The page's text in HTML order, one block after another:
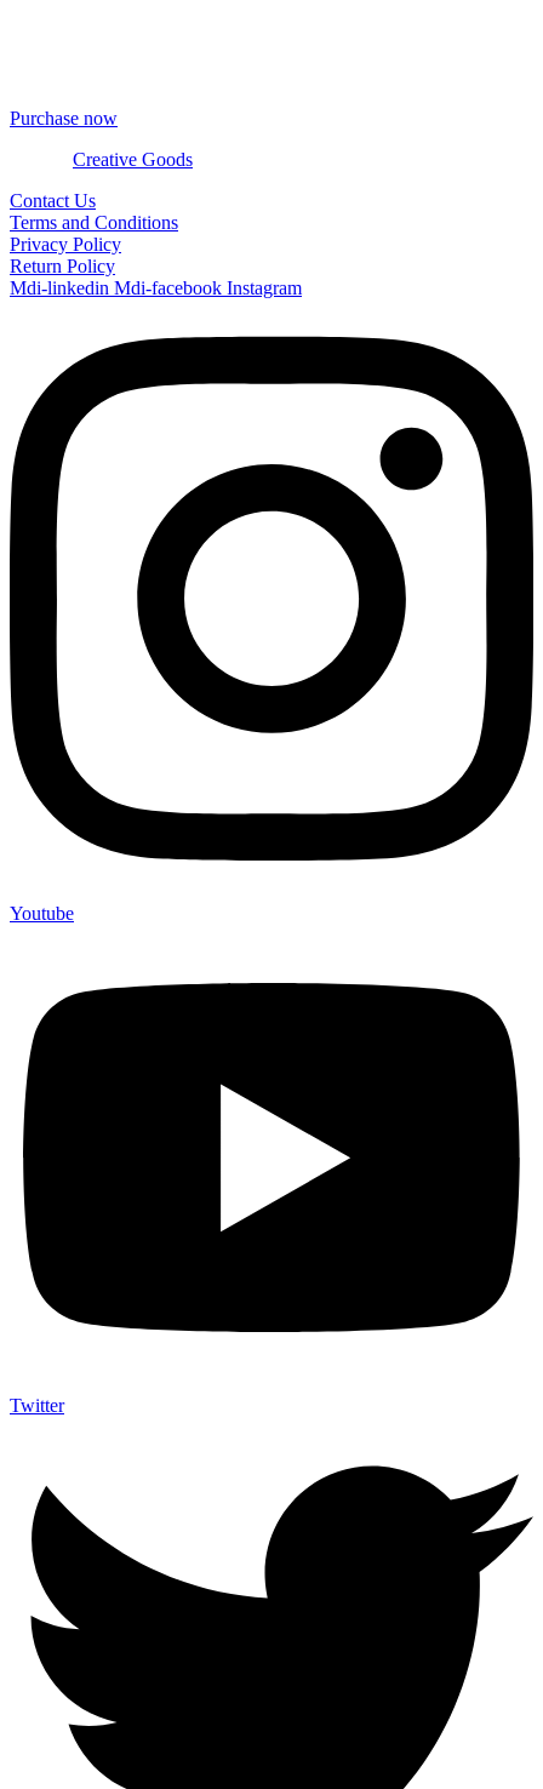
Purchase now
Creative Goods
Contact Us
Terms and Conditions
Privacy Policy
Return Policy
Mdi-linkedin Mdi-facebook Instagram
Youtube
Twitter